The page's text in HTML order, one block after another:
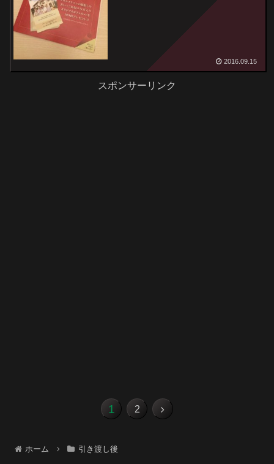
2016.09.15
スポンサーリンク
1 2
次
ホーム 引き渡し後